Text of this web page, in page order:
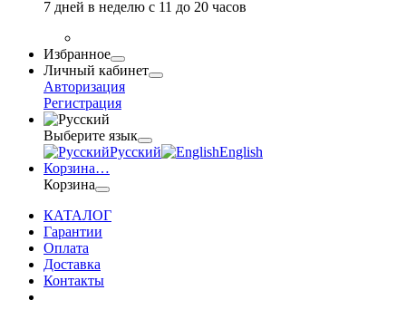
7 дней в неделю с 11 до 20 часов
Избранное
Личный кабинет
Авторизация
Регистрация
Выберите язык
Русский
English
Корзина…
Корзина
КАТАЛОГ
Гарантии
Оплата
Доставка
Контакты